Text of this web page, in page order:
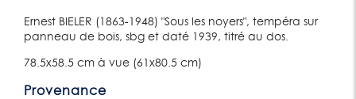
Ernest BIELER (1863-1948) "Sous les noyers", tempéra sur
panneau de bois, sbg et daté 1939, titré au dos.
78.5x58.5 cm à vue (61x80.5 cm)
Provenance